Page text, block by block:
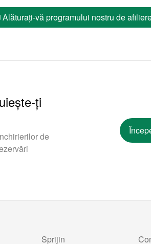
Alăturați-vă programului nostru de
ți
de
Sprijin